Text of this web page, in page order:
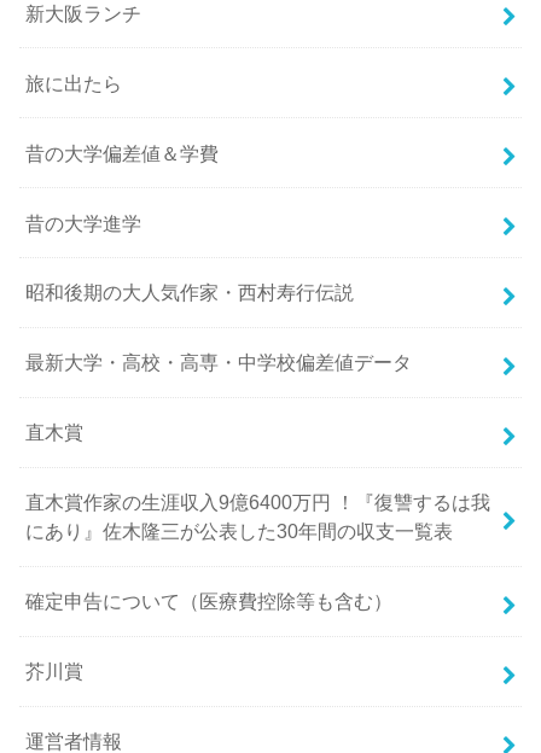
新大阪ランチ
旅に出たら
昔の大学偏差値＆学費
昔の大学進学
昭和後期の大人気作家・西村寿行伝説
最新大学・高校・高専・中学校偏差値データ
直木賞
直木賞作家の生涯収入9億6400万円 ！『復讐するは我
にあり』佐木隆三が公表した30年間の収支一覧表
確定申告について（医療費控除等も含む）
芥川賞
運営者情報